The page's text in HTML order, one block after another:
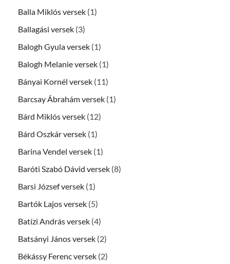
Balla Miklós versek (1)
Ballagási versek (3)
Balogh Gyula versek (1)
Balogh Melanie versek (1)
Bányai Kornél versek (11)
Barcsay Ábrahám versek (1)
Bárd Miklós versek (12)
Bárd Oszkár versek (1)
Barina Vendel versek (1)
Baróti Szabó Dávid versek (8)
Barsi József versek (1)
Bartók Lajos versek (5)
Batízi András versek (4)
Batsányi János versek (2)
Békássy Ferenc versek (2)